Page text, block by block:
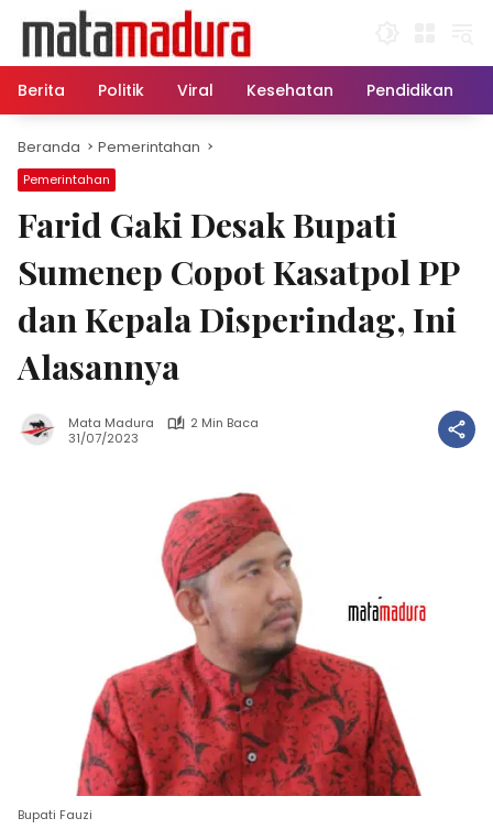
konten
Berita
Politik Viral Kesehatan Pendidikan
Beranda Pemerintahan
Pemerintahan
Farid Gaki Desak Bupati
Sumenep Copot Kasatpol PP
dan Kepala Disperindag, Ini
Alasannya
Mata Madura
2 Min Baca
31/07/2023
Bupati Fauzi